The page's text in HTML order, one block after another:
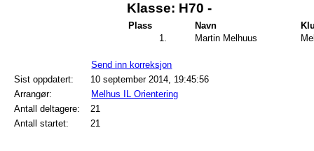
Klasse: H70 -
Plass Navn
1.
Martin Melhuus
Send inn korreksjon
Sist oppdatert:
10 september 2014, 19:45:56
Arrangør:
Melhus IL Orientering
Antall deltagere:
21
Antall startet:
21